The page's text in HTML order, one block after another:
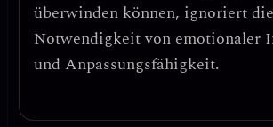
überwinden können, ignoriert die
Notwendigkeit von emotionaler
und Anpassungsfähigkeit.